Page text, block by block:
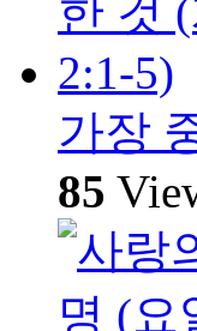
가장
85